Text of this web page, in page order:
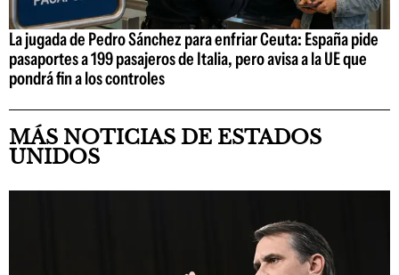
La jugada de Pedro Sánchez para enfriar Ceuta: España pide
pasaportes a 199 pasajeros de Italia, pero avisa a la UE que
pondrá fin a los controles
MÁS NOTICIAS DE ESTADOS
UNIDOS